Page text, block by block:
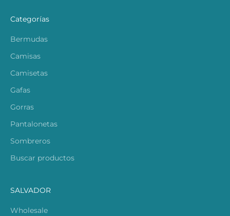
Categorías
Bermudas
Camisas
Camisetas
Gafas
Gorras
Pantalonetas
Sombreros
Buscar productos
SALVADOR
Wholesale